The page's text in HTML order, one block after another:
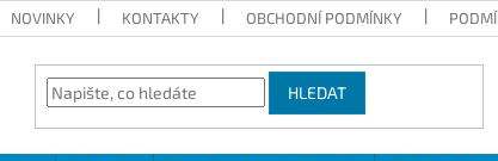
NOVINKY KONTAKTY OBCHODNÍ PODMÍNKY
HLEDAT